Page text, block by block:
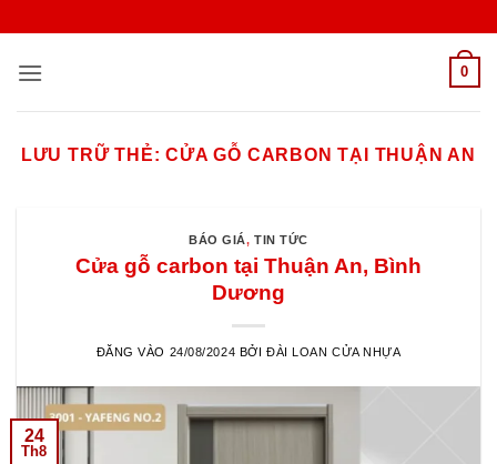
nội
0
LƯU TRỮ THẺ:CỬA GỖ CARBON TẠI THUẬN AN
BÁO GIÁ,TIN TỨC
Cửa gỗ carbon tại Thuận An, Bình
Dương
ĐĂNG VÀO 24/08/2024 BỞI ĐÀI LOAN CỬA NHỰA
24
Th8